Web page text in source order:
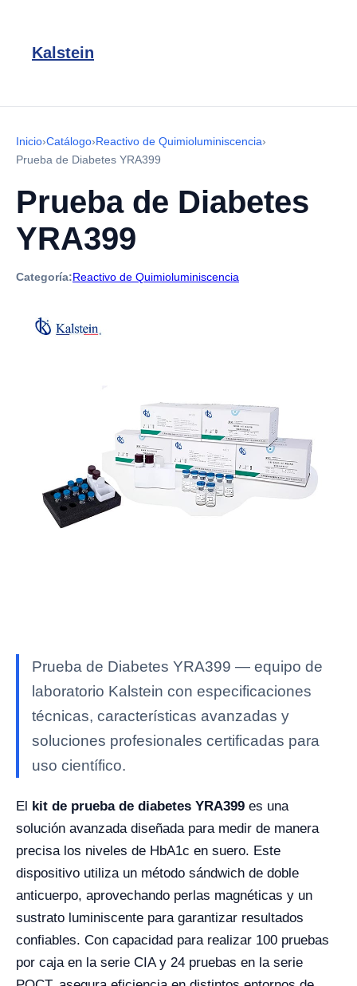
Kalstein
Inicio›Catálogo›Reactivo de Quimioluminiscencia›
Prueba de Diabetes YRA399
Prueba de Diabetes
YRA399
Categoría:Reactivo de Quimioluminiscencia
Prueba de Diabetes YRA399 — equipo de
laboratorio Kalstein con especificaciones
técnicas, características avanzadas y
soluciones profesionales certificadas para
uso científico.
El kit de prueba de diabetes YRA399 es una
solución avanzada diseñada para medir de manera
precisa los niveles de HbA1c en suero. Este
dispositivo utiliza un método sándwich de doble
anticuerpo, aprovechando perlas magnéticas y un
sustrato luminiscente para garantizar resultados
confiables. Con capacidad para realizar 100 pruebas
por caja en la serie CIA y 24 pruebas en la serie